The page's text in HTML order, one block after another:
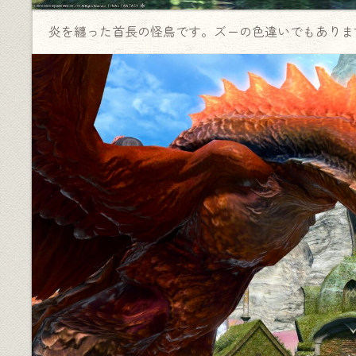
炎を纏った首長の怪鳥です。ズーの色違いでもあり